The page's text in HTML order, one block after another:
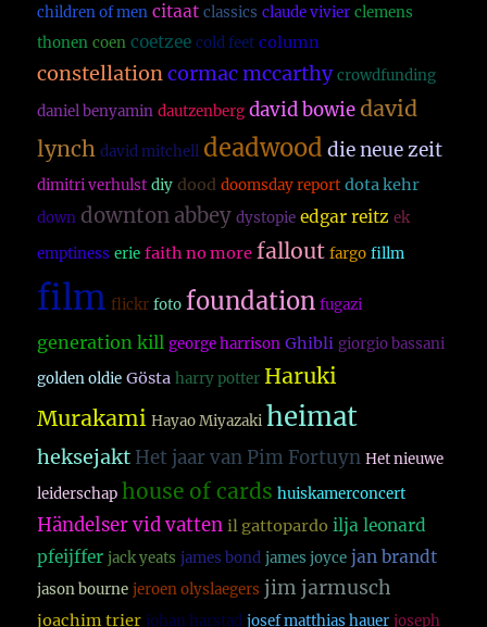
children of men citaat classics claude vivier clemens
thonen coen coetzee cold feet column
constellationcormac mccarthy crowdfunding
daniel benyamin dautzenberg david bowie david
lynch david mitchell deadwood die neue zeit
dimitri verhulst diy dood doomsday report dota kehr
down downton abbey dystopie edgar reitz ek
emptiness erie faith no more fallout fargo fillm
film flickr foto foundation fugazi
generation kill george harrison Ghibli giorgio bassani
golden oldie Gösta harry potter Haruki
Murakami Hayao Miyazaki heimat
heksejakt Het jaar van Pim Fortuyn Het nieuwe
leiderschap house of cards huiskamerconcert
Händelser vid vatten il gattopardo ilja leonard
pfeijffer jack yeats james bond james joyce jan brandt
jason bourne jeroen olyslaegers jim jarmusch
joachim trier johan harstad josef matthias hauer joseph